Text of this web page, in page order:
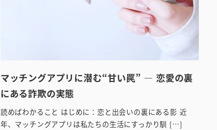
マッチングアプリに潜む“甘い罠” ― 恋愛の裏
にある詐欺の実態
読めばわかること はじめに：恋と出会いの裏にある影 近
年、マッチングアプリは私たちの生活にすっかり馴 […]